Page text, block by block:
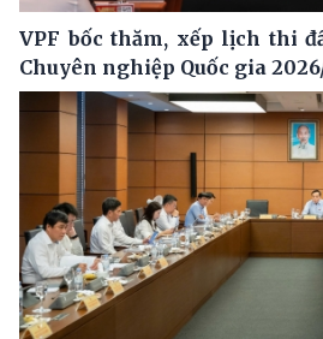
VPF bốc thăm, xếp lịch thi
Chuyên nghiệp Quốc gia